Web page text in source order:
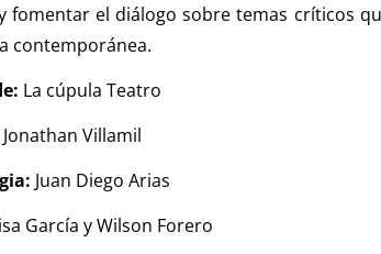
fomentar el diálogo sobre temas críticos
contemporánea.
La cúpula Teatro
Jonathan Villamil
Juan Diego Arias
García y Wilson Forero